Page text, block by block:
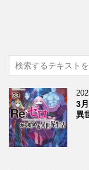
3
異